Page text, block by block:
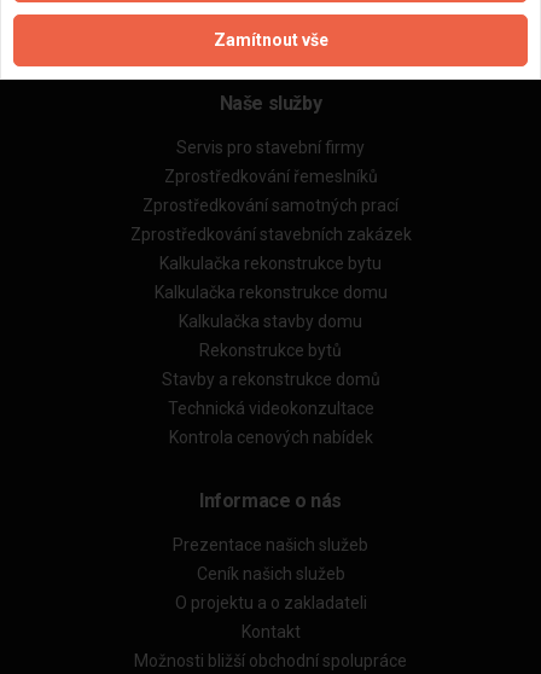
Reference
Naše excelové tabulky online
Naše služby
Servis pro stavební firmy
Zprostředkování řemeslníků
Zprostředkování samotných prací
Zprostředkování stavebních zakázek
Kalkulačka rekonstrukce bytu
Kalkulačka rekonstrukce domu
Kalkulačka stavby domu
Rekonstrukce bytů
Stavby a rekonstrukce domů
Technická videokonzultace
Kontrola cenových nabídek
Informace o nás
Prezentace našich služeb
Ceník našich služeb
O projektu a o zakladateli
Kontakt
Možnosti bližší obchodní spolupráce
Zamítnout vše